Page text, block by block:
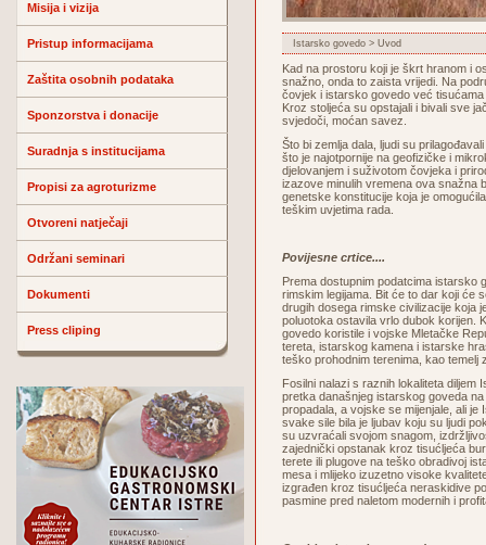
Misija i vizija
Pristup informacijama
Zaštita osobnih podataka
Sponzorstva i donacije
Suradnja s institucijama
Propisi za agroturizme
Otvoreni natječaji
Održani seminari
Dokumenti
Press cliping
Istarsko govedo > Uvod
Kad na prostoru koji je škrt hranom i
snažno, onda to zaista vrijedi. Na
čovjek i istarsko govedo već
Kroz stoljeća su opstajali i bivali sve
svjedoči, moćan savez.
Što bi zemlja dala, ljudi su
što je najotpornije na geofizičke i
djelovanjem i suživotom čovjeka i
izazove minulih vremena ova snažna
genetske konstitucije koja je
teškim uvjetima rada.
Povijesne crtice....
Prema dostupnim podatcima istarsko
rimskim legijama. Bit će to dar koji će
drugih dosega rimske civilizacije koja
poluotoka ostavila vrlo dubok korijen.
govedo koristile i vojske Mletačke
tereta, istarskog kamena i istarske
teško prohodnim terenima, kao temelj
Fosilni nalazi s raznih lokaliteta diljem
pretka današnjeg istarskog goveda
propadala, a vojske se mijenjale, ali
svake sile bila je ljubav koju su ljudi
su uzvraćali svojom snagom,
zajednički opstanak kroz tisućljeća
terete ili plugove na teško obradivoj
mesa i mlijeko izuzetno visoke
izgrađen kroz tisućljeća neraskidive
pasmine pred naletom modernih i